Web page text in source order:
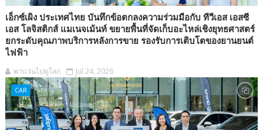
เอ็กซ์เผิง ประเทศไทย บันทึกข้อตกลงความร่วมมือกับ ทีวีเอส เอสซี
เอส โลจิสติกส์ แมเนจเม้นท์ ขยายพื้นที่จัดเก็บอะไหล่เชิงยุทธศาสตร์
ยกระดับคุณภาพบริการหลังการขาย รองรับการเติบโตของยานยนต์
ไฟฟ้า
พาแว่นไปดูโลก Jul 24, 2026
CAR